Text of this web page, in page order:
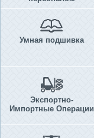
Умная подшивка
Экспортно-
Импортные Операции